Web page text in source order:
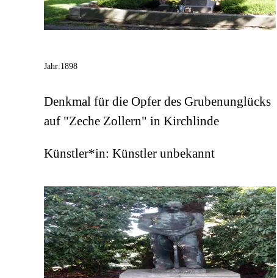
Jahr:1898
Denkmal für die Opfer des Grubenunglücks
auf "Zeche Zollern" in Kirchlinde
Künstler*in: Künstler unbekannt